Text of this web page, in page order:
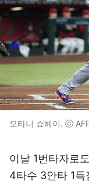
오타니 쇼헤이. ⓒ
이날 1번타자로
4타수 3안타 1